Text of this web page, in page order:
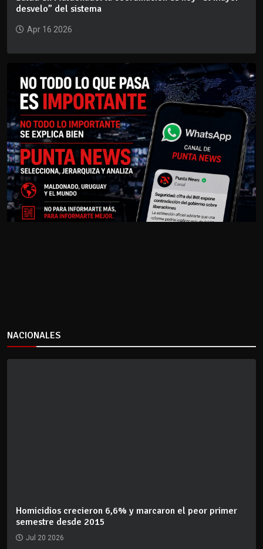
desvelo” del sistema
Apr 16 2026
NACIONALES
Homicidios crecieron 6,6% y marcaron el peor primer
semestre desde 2015
Jul 20 2026